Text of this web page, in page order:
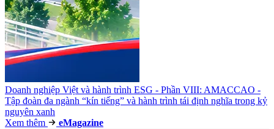
Doanh nghiệp Việt và hành trình ESG - Phần VIII: AMACCAO -
Tập đoàn đa ngành “kín tiếng” và hành trình tái định nghĩa trong kỷ
nguyên xanh
Xem thêm
eMagazine